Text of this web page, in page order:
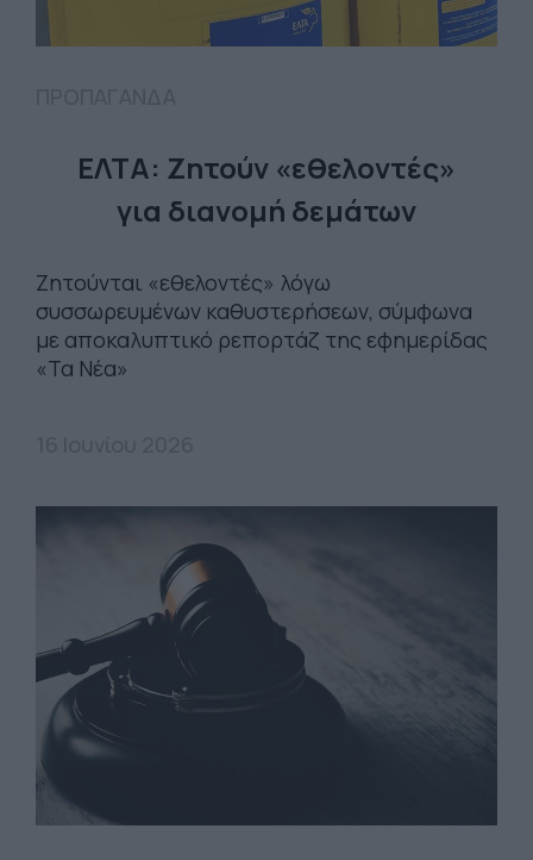
ΕΛΤΑ: Ζητούν «εθελοντές»
για διανομή δεμάτων
Ζητούνται «εθελοντές» λόγω
συσσωρευμένων καθυστερήσεων, σύμφωνα
με αποκαλυπτικό ρεπορτάζ της εφημερίδας
«Τα Νέα»